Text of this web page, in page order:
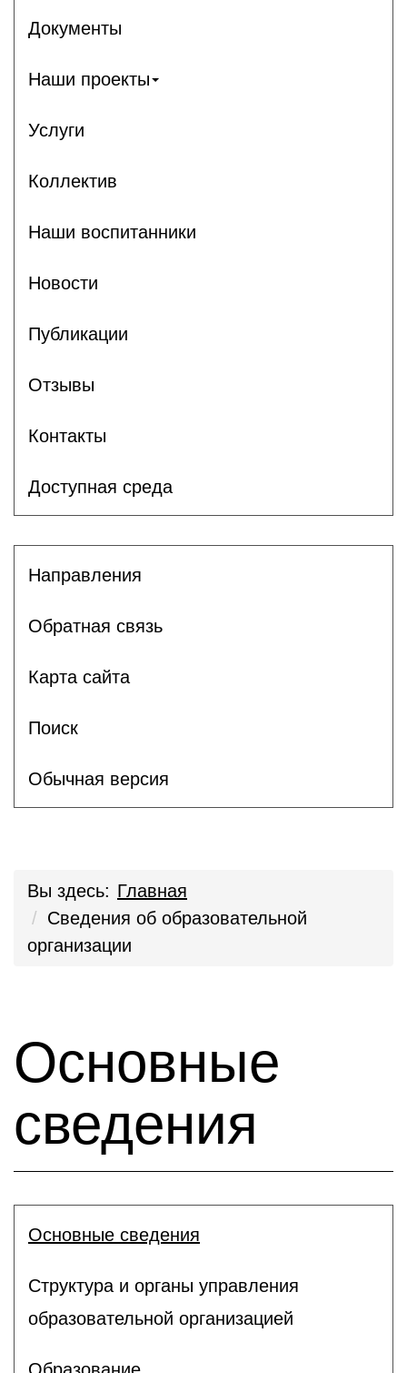
Документы
Наши проекты
Услуги
Коллектив
Наши воспитанники
Новости
Публикации
Отзывы
Контакты
Доступная среда
Направления
Обратная связь
Карта сайта
Поиск
Обычная версия
Вы здесь: Главная
Сведения об образовательной
организации
Основные
сведения
Основные сведения
Структура и органы управления
образовательной организацией
Образование